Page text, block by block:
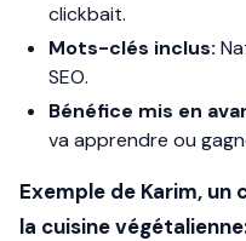
clickbait.
Mots-clés inclus:
SEO.
Bénéfice mis en
va apprendre ou
Exemple de Karim,
la cuisine